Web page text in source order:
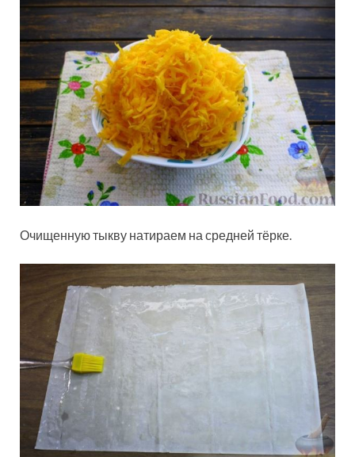
Очищенную тыкву натираем на средней тёрке.